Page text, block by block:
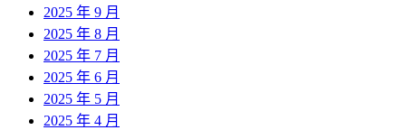
2025 年 9 月
2025 年 8 月
2025 年 7 月
2025 年 6 月
2025 年 5 月
2025 年 4 月